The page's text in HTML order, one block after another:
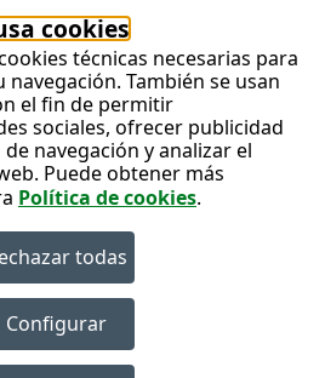
cookies
técnicas necesarias para
También se usan
el fin de permitir
sociales, ofrecer publicidad
navegación y analizar el
Puede obtener más
Política de cookies.